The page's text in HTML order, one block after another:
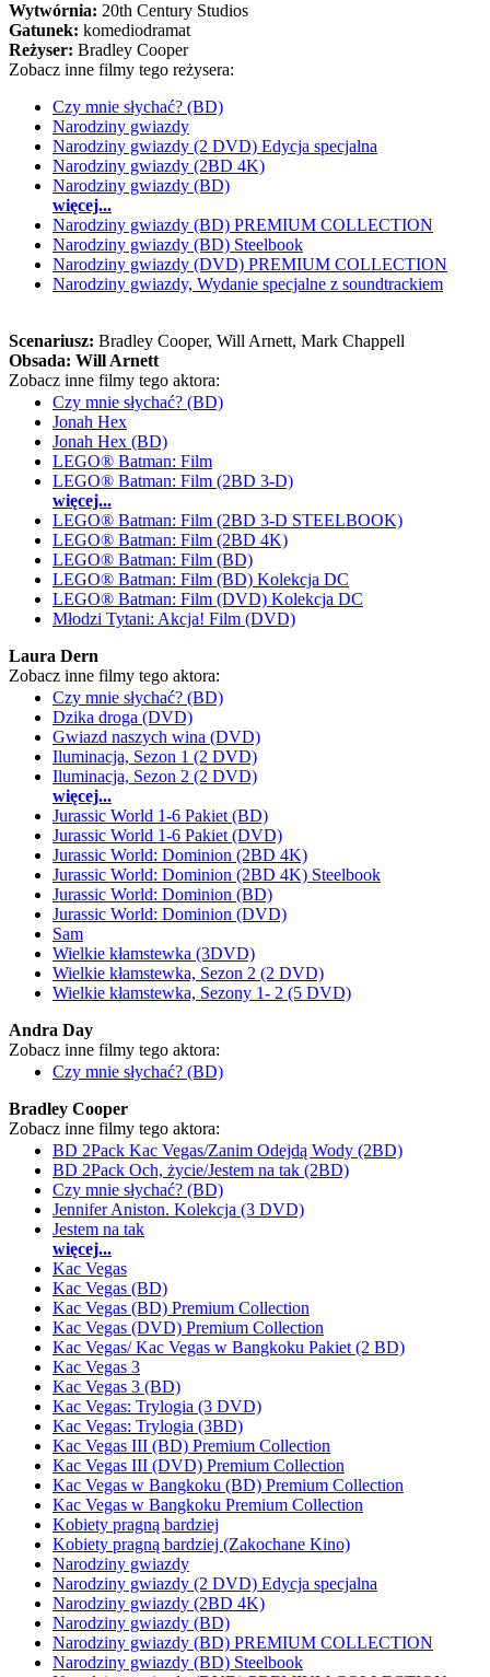
Wytwórnia: 20th Century Studios
Gatunek: komediodramat
Reżyser: Bradley Cooper
Zobacz inne filmy tego reżysera:
Czy mnie słychać? (BD)
Narodziny gwiazdy
Narodziny gwiazdy (2 DVD) Edycja specjalna
Narodziny gwiazdy (2BD 4K)
Narodziny gwiazdy (BD)
więcej...
Narodziny gwiazdy (BD) PREMIUM COLLECTION
Narodziny gwiazdy (BD) Steelbook
Narodziny gwiazdy (DVD) PREMIUM COLLECTION
Narodziny gwiazdy, Wydanie specjalne z soundtrackiem
Scenariusz: Bradley Cooper, Will Arnett, Mark Chappell
Obsada: Will Arnett
Zobacz inne filmy tego aktora:
Czy mnie słychać? (BD)
Jonah Hex
Jonah Hex (BD)
LEGO® Batman: Film
LEGO® Batman: Film (2BD 3-D)
więcej...
LEGO® Batman: Film (2BD 3-D STEELBOOK)
LEGO® Batman: Film (2BD 4K)
LEGO® Batman: Film (BD)
LEGO® Batman: Film (BD) Kolekcja DC
LEGO® Batman: Film (DVD) Kolekcja DC
Młodzi Tytani: Akcja! Film (DVD)
Laura Dern
Zobacz inne filmy tego aktora:
Czy mnie słychać? (BD)
Dzika droga (DVD)
Gwiazd naszych wina (DVD)
Iluminacja, Sezon 1 (2 DVD)
Iluminacja, Sezon 2 (2 DVD)
więcej...
Jurassic World 1-6 Pakiet (BD)
Jurassic World 1-6 Pakiet (DVD)
Jurassic World: Dominion (2BD 4K)
Jurassic World: Dominion (2BD 4K) Steelbook
Jurassic World: Dominion (BD)
Jurassic World: Dominion (DVD)
Sam
Wielkie kłamstewka (3DVD)
Wielkie kłamstewka, Sezon 2 (2 DVD)
Wielkie kłamstewka, Sezony 1- 2 (5 DVD)
Andra Day
Zobacz inne filmy tego aktora:
Czy mnie słychać? (BD)
Bradley Cooper
Zobacz inne filmy tego aktora:
BD 2Pack Kac Vegas/Zanim Odejdą Wody (2BD)
BD 2Pack Och, życie/Jestem na tak (2BD)
Czy mnie słychać? (BD)
Jennifer Aniston. Kolekcja (3 DVD)
Jestem na tak
więcej...
Kac Vegas
Kac Vegas (BD)
Kac Vegas (BD) Premium Collection
Kac Vegas (DVD) Premium Collection
Kac Vegas/ Kac Vegas w Bangkoku Pakiet (2 BD)
Kac Vegas 3
Kac Vegas 3 (BD)
Kac Vegas: Trylogia (3 DVD)
Kac Vegas: Trylogia (3BD)
Kac Vegas III (BD) Premium Collection
Kac Vegas III (DVD) Premium Collection
Kac Vegas w Bangkoku (BD) Premium Collection
Kac Vegas w Bangkoku Premium Collection
Kobiety pragną bardziej
Kobiety pragną bardziej (Zakochane Kino)
Narodziny gwiazdy
Narodziny gwiazdy (2 DVD) Edycja specjalna
Narodziny gwiazdy (2BD 4K)
Narodziny gwiazdy (BD)
Narodziny gwiazdy (BD) PREMIUM COLLECTION
Narodziny gwiazdy (BD) Steelbook